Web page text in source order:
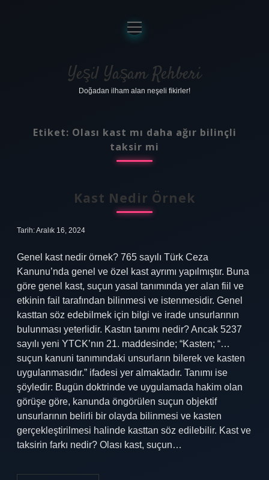
Anasayfa
Gizlilik Politikası
Yasal Uyarı
menüyü
aç
Yeşil Yaşam Rehberi
Doğadan ilham alan neşeli fikirler!
Etiket: Olası kast mı daha ağır bilinçli
taksir mi
Kast Nedir Örnek
Tarih: Aralık 16, 2024
Genel kast nedir örnek? 765 sayılı Türk Ceza
Kanunu’nda genel ve özel kast ayrımı yapılmıştır. Buna
göre genel kast, suçun yasal tanımında yer alan fiil ve
etkinin fail tarafından bilinmesi ve istenmesidir. Genel
kasttan söz edebilmek için bilgi ve irade unsurlarının
bulunması yeterlidir. Kastın tanımı nedir? Ancak 5237
sayılı yeni YTCK’nın 21. maddesinde; “Kasten; “…
suçun kanuni tanımındaki unsurların bilerek ve kasten
uygulanmasıdır.” ifadesi yer almaktadır. Tanımı ise
şöyledir: Bugün doktrinde ve uygulamada hakim olan
görüşe göre, kanunda öngörülen suçun objektif
unsurlarının belirli bir olayda bilinmesi ve kasten
gerçekleştirilmesi halinde kasttan söz edilebilir. Kast ve
taksirin farkı nedir? Olası kast, suçun…